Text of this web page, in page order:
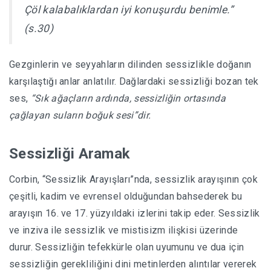
Çöl kalabalıklardan iyi konuşurdu benimle.”
(s.30)
Gezginlerin ve seyyahların dilinden sessizlikle doğanın
karşılaştığı anlar anlatılır. Dağlardaki sessizliği bozan tek
ses, “Sık ağaçların ardında, sessizliğin ortasında
çağlayan suların boğuk sesi”dir.
Sessizliği Aramak
Corbin, “Sessizlik Arayışları”nda, sessizlik arayışının çok
çeşitli, kadim ve evrensel olduğundan bahsederek bu
arayışın 16. ve 17. yüzyıldaki izlerini takip eder. Sessizlik
ve inziva ile sessizlik ve mistisizm ilişkisi üzerinde
durur. Sessizliğin tefekkürle olan uyumunu ve dua için
sessizliğin gerekliliğini dini metinlerden alıntılar vererek